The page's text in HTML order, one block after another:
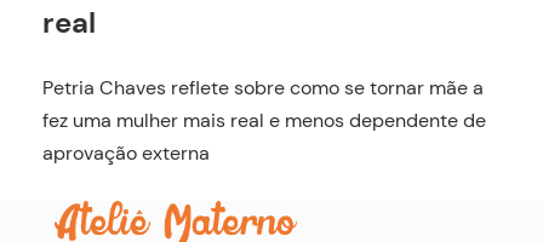
real
Petria Chaves reflete sobre como se tornar mãe a
fez uma mulher mais real e menos dependente de
aprovação externa